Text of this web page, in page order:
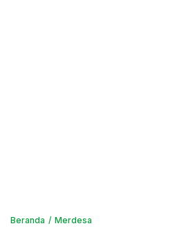
Beranda Merdesa